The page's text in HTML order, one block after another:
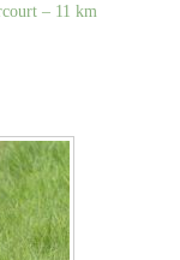
– 11 km